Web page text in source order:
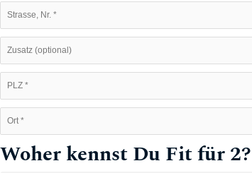
Woher kennst Du Fit für 2?